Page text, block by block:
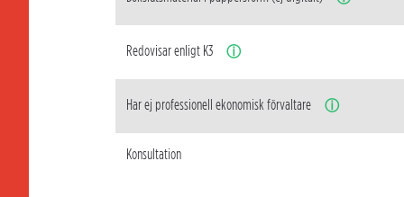
Redovisar enligt K3 ⓘ
Har ej professionell ekonomisk förvaltare ⓘ
Konsultation